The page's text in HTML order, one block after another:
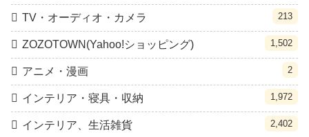
TV・オーディオ・カメラ 213
ZOZOTOWN(Yahoo!ショッピング) 1,502
アニメ・漫画 2
インテリア・寝具・収納 1,972
インテリア、生活雑貨 2,402